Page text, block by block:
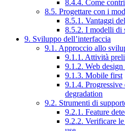
8.4.4. Come
8.5. Progettare con i
8.5.1. Vantaggi
8.5.2. I modelli di
9. Sviluppo dell’interfaccia
9.1. Approccio allo
9.1.1. Attività
9.1.2. Web design
9.1.3. Mobile first
9.1.4. Progressive
degradation
9.2. Strumenti di
9.2.1. Feature
9.2.2. Verificare